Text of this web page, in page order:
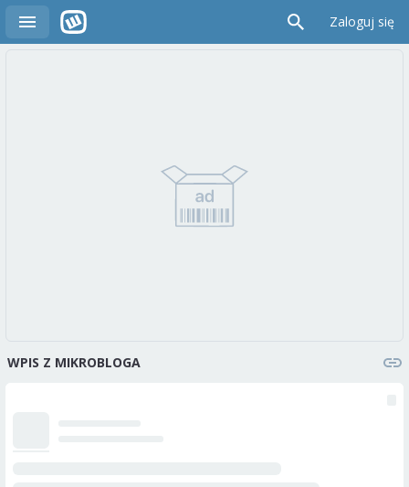
Zaloguj się
WPIS Z MIKROBLOGA